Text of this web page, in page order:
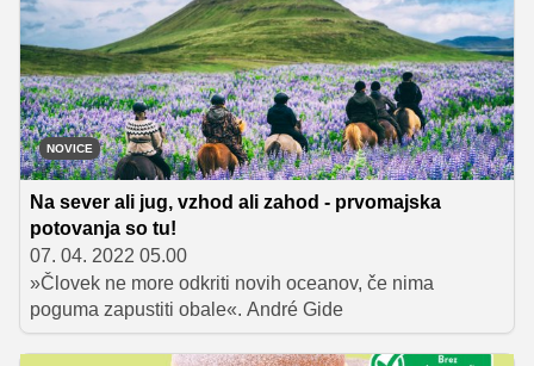
NOVICE
Na sever ali jug, vzhod ali zahod - prvomajska
potovanja so tu!
07. 04. 2022 05.00
»Človek ne more odkriti novih oceanov, če nima
poguma zapustiti obale«. André Gide